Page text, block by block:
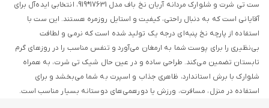
ست تی شرت و شلوارک مردانه آریان نخ باف مدل 17631*919، انتخابی ایده‌آل برای
آقایانی است که به دنبال راحتی، کیفیت و استایل روزمره هستند. این ست با
استفاده از پارچه نخ پنبه‌ای درجه یک تولید شده است که نرمی و لطافت
بی‌نظیری را برای پوست شما به ارمغان می‌آورد و تنفس مناسب را در روزهای گرم
تابستان تضمین می‌کند. طراحی ساده و در عین حال شیک تی شرت، به همراه
شلوارک با برش استاندارد، ظاهری جذاب و اسپرت به شما می‌بخشد و برای
استفاده در منزل، مسافرت، ورزش یا دورهمی‌های دوستانه بسیار مناسب است.